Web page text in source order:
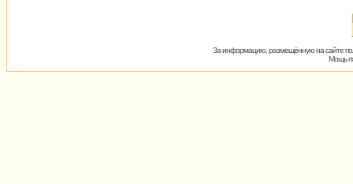
За информацию, размещённую на сайте
Мощь